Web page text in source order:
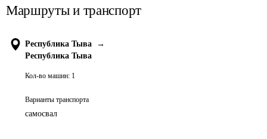
Маршруты и транспорт
Республика Тыва
→
Республика Тыва
Кол-во машин: 1
Варианты транспорта
самосвал